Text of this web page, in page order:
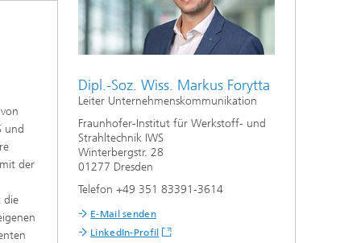
Laserschneiden
und
der
die
Dipl.-Soz. Wiss. Markus Forytta
Leiter Unternehmenskommunikation
Fraunhofer-Institut für Werkstoff- und
Strahltechnik IWS
Winterbergstr. 28
01277 Dresden
Telefon +49 351 83391-3614
E-Mail senden
LinkedIn-Profil